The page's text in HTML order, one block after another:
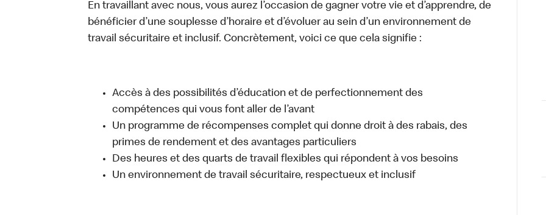
En travaillant avec nous, vous aurez l’occasion de gagner votre vie et d’apprendre, de
bénéficier d’une souplesse d’horaire et d’évoluer au sein d’un environnement de
travail sécuritaire et inclusif. Concrètement, voici ce que cela signifie :
Accès à des possibilités d’éducation et de perfectionnement des
compétences qui vous font aller de l’avant
Un programme de récompenses complet qui donne droit à des rabais, des
primes de rendement et des avantages particuliers
Des heures et des quarts de travail flexibles qui répondent à vos besoins
Un environnement de travail sécuritaire, respectueux et inclusif